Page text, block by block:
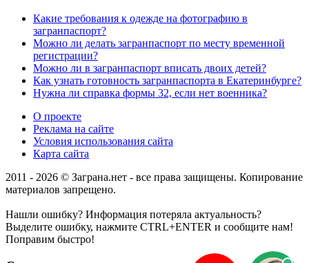
Какие требования к одежде на фотографию в
загранпаспорт?
Можно ли делать загранпаспорт по месту временной
регистрации?
Можно ли в загранпаспорт вписать двоих детей?
Как узнать готовность загранпаспорта в Екатеринбурге?
Нужна ли справка формы 32, если нет военника?
О проекте
Реклама на сайте
Условия использования сайта
Карта сайта
2011 - 2026 © Заграна.нет - все права защищены. Копирование
материалов запрещено.
Нашли ошибку? Информация потеряла актуальность?
Выделите ошибку, нажмите CTRL+ENTER и сообщите нам!
Поправим быстро!